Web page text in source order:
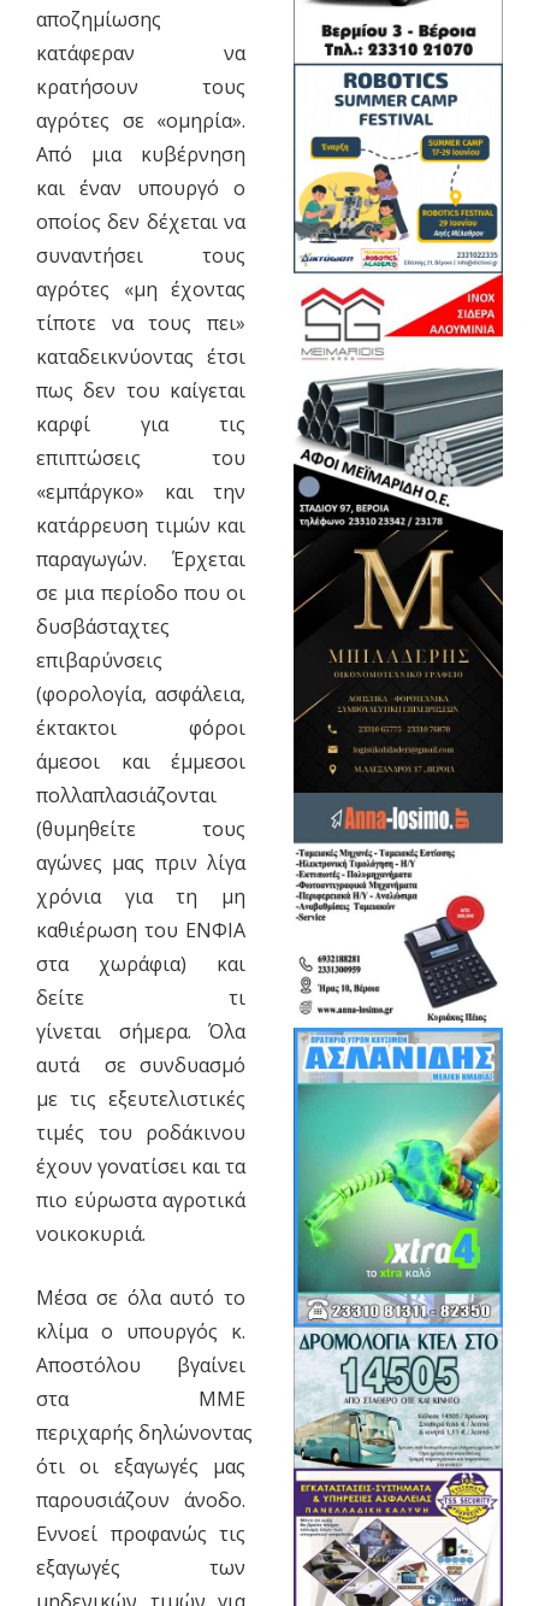
αποζημίωσης
κατάφεραν να
κρατήσουν τους
αγρότες σε «ομηρία».
Από μια κυβέρνηση
και έναν υπουργό ο
οποίος δεν δέχεται να
συναντήσει τους
αγρότες «μη έχοντας
τίποτε να τους πει»
καταδεικνύοντας έτσι
πως δεν του καίγεται
καρφί για τις
επιπτώσεις του
«εμπάργκο» και την
κατάρρευση τιμών και
παραγωγών. Έρχεται
σε μια περίοδο που οι
δυσβάσταχτες
επιβαρύνσεις
(φορολογία, ασφάλεια,
έκτακτοι φόροι
άμεσοι και έμμεσοι
πολλαπλασιάζονται
(θυμηθείτε τους
αγώνες μας πριν λίγα
χρόνια για τη μη
καθιέρωση του ΕΝΦΙΑ
στα χωράφια) και
δείτε τι
γίνεται σήμερα. Όλα
αυτά σε συνδυασμό
με τις εξευτελιστικές
τιμές του ροδάκινου
έχουν γονατίσει και τα
πιο εύρωστα αγροτικά
νοικοκυριά.
Μέσα σε όλα αυτό το
κλίμα ο υπουργός κ.
Αποστόλου βγαίνει
στα ΜΜΕ
περιχαρής δηλώνοντας
ότι οι εξαγωγές μας
παρουσιάζουν άνοδο.
Εννοεί προφανώς τις
εξαγωγές των